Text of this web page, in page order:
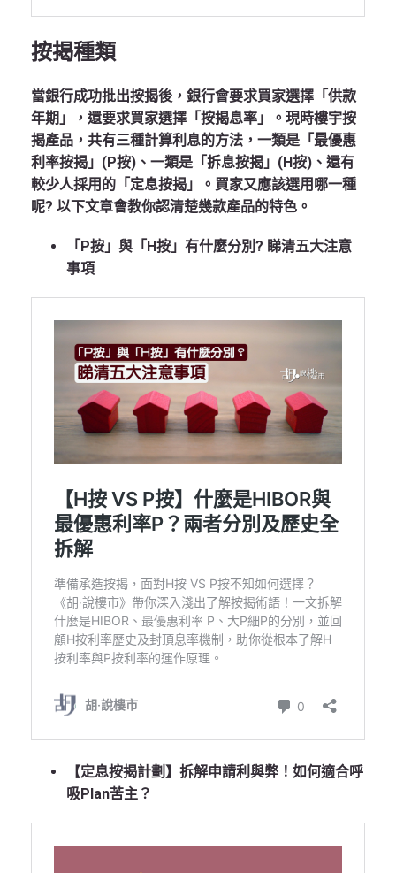
按揭種類
當銀行成功批出按揭後，銀行會要求買家選擇「供款
年期」，還要求買家選擇「按揭息率」。現時樓宇按
揭產品，共有三種計算利息的方法，一類是「最優惠
利率按揭」(P按)、一類是「拆息按揭」(H按)、還有
較少人採用的「定息按揭」。買家又應該選用哪一種
呢? 以下文章會教你認清楚幾款產品的特色。
「P按」與「H按」有什麼分別? 睇清五大注意
事項
【定息按揭計劃】拆解申請利與弊！如何適合呼
吸Plan苦主？